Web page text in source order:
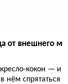
от внешнего м
кокон — и
нём спрятаться